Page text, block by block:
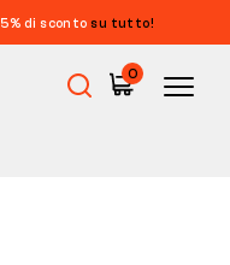
5% di sconto su tutto!
0